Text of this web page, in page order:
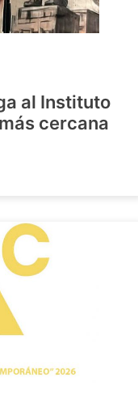
al Instituto
cercana